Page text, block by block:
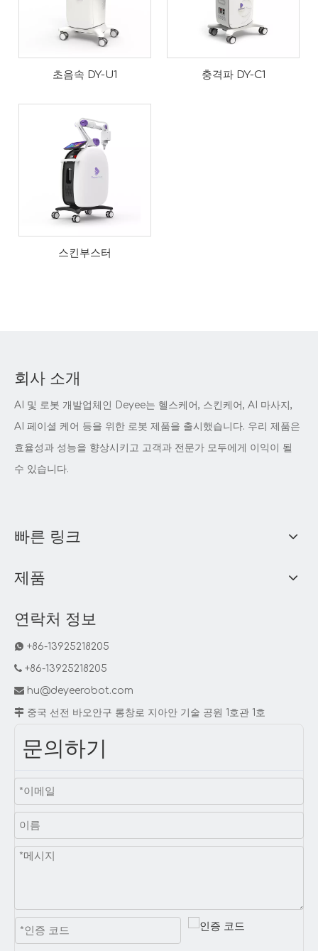
Deyee 소개
초음속 DY-U1 충격파 DY-C1
스킨부스터
회사 소개
AI 및 로봇 개발업체인 Deyee는 헬스케어, 스킨케어, AI 마사지,
AI 페이셜 케어 등을 위한 로봇 제품을 출시했습니다. 우리 제품은
효율성과 성능을 향상시키고 고객과 전문가 모두에게 이익이 될
수 있습니다.
빠른 링크
제품
연락처 정보
 +86-13925218205
 +86-13925218205
 hu@deyeerobot.com
 중국 선전 바오안구 롱창로 지아안 기술 공원 1호관 1호
문의하기